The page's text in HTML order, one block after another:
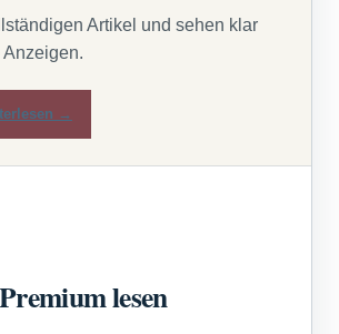
Artikel und sehen klar
→
lesen